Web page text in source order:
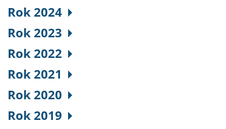
Rok 2024
Rok 2023
Rok 2022
Rok 2021
Rok 2020
Rok 2019